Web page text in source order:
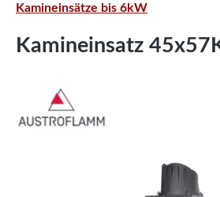
Kamineinsätze bis 6kW
Kamineinsatz